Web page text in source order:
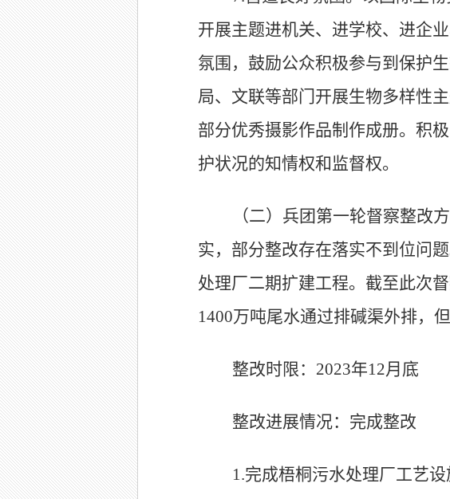
开展主题进机关、进学校、进企
氛围，鼓励公众积极参与到保护
局、文联等部门开展生物多样性
部分优秀摄影作品制作成册。积
护状况的知情权和监督权。
（二） 兵团第一轮督察整改
实，部分整改存在落实不到位问
处理厂二期扩建工程。截至此次
1400万吨尾水通过排碱渠外排，
整改时限： 2023年12月底
整改进展情况： 完成整改
1.完成梧桐污水处理厂工艺